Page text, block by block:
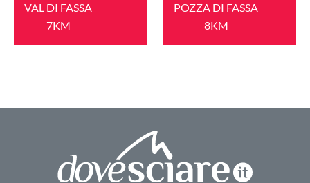
VAL DI FASSA
7KM
POZZA DI FASSA
8KM